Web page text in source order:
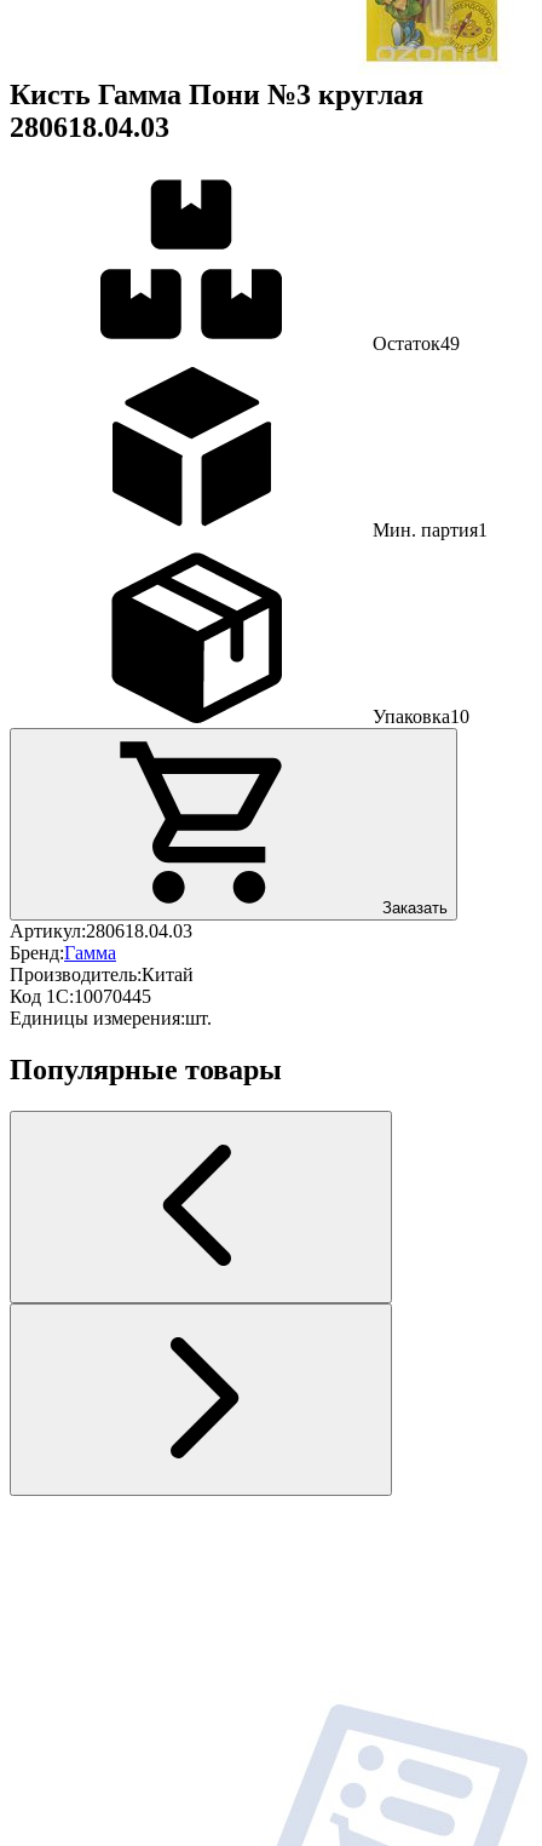
Кисть Гамма Пони №3 круглая
280618.04.03
Остаток49
Мин. партия1
Упаковка10
Заказать
Артикул:280618.04.03
Бренд:Гамма
Производитель:Китай
Код 1С:10070445
Единицы измерения:шт.
Популярные товары